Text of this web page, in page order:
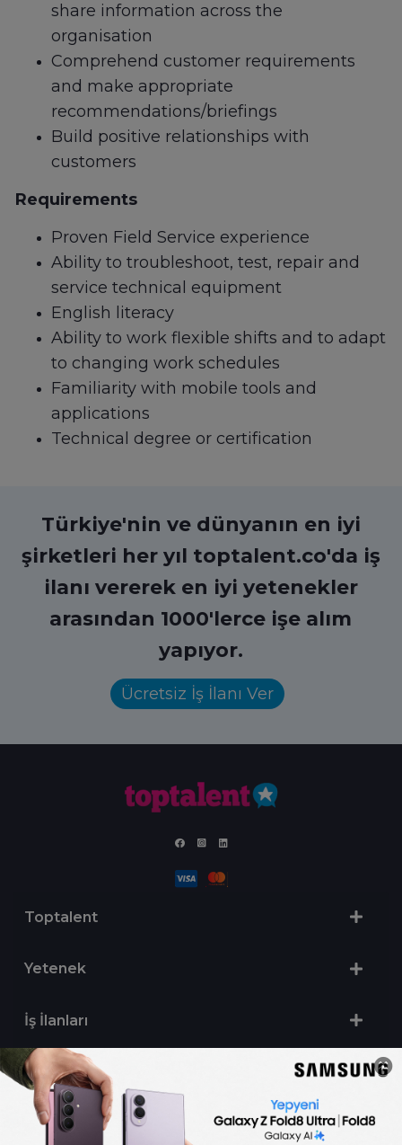
share information across the
organisation
Comprehend customer requirements
and make appropriate
recommendations/briefings
Build positive relationships with
customers
Requirements
Proven Field Service experience
Ability to troubleshoot, test, repair and
service technical equipment
English literacy
Ability to work flexible shifts and to adapt
to changing work schedules
Familiarity with mobile tools and
applications
Technical degree or certification
Türkiye'nin ve dünyanın en iyi
şirketleri her yıl toptalent.co'da iş
ilanı vererek en iyi yetenekler
arasından 1000'lerce işe alım
yapıyor.
Ücretsiz İş İlanı Ver
Toptalent
Yetenek
İş İlanları
Sertifika Programları
Yetenek Testleri